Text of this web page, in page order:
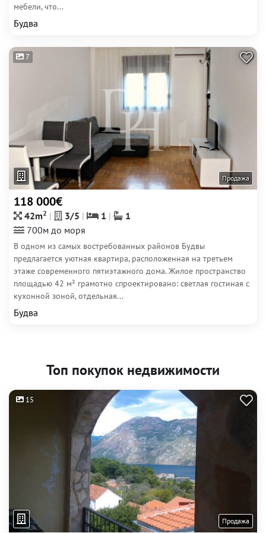
мебели, что...
Будва
7
Продажа
118 000€
42m2 3/5 1
1
700м до моря
В одном из самых востребованных районов Будвы
предлагается уютная квартира, расположенная на третьем
этаже современного пятиэтажного дома. Жилое пространство
площадью 42 м² грамотно спроектировано: светлая гостиная с
кухонной зоной, отдельная...
Будва
Топ покупок недвижимости
15
Продажа